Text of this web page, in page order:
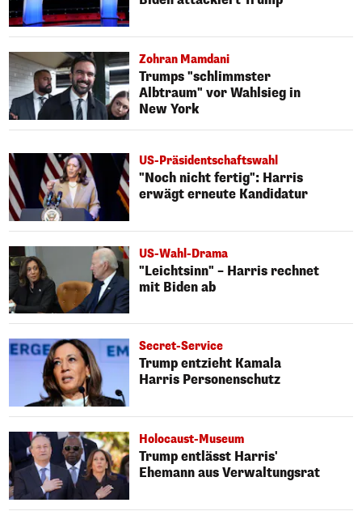
Zohran Mamdani
Trumps "schlimmster
Albtraum" vor Wahlsieg in
New York
US-Präsidentschaftswahl
"Noch nicht fertig": Harris
erwägt erneute Kandidatur
US-Wahl-Drama
"Leichtsinn" – Harris rechnet
mit Biden ab
Secret-Service
Trump entzieht Kamala
Harris Personenschutz
Holocaust-Museum
Trump entlässt Harris'
Ehemann aus Verwaltungsrat